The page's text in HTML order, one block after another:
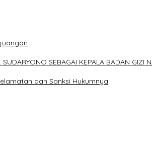
SEBAGAI KEPALA BADAN GIZI
dan Sanksi Hukumnya